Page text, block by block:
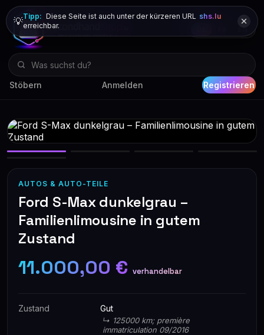
Stöbern Anmelden Registrieren
💡Tipp: Diese Seite ist auch unter der kürzeren URL shs.lu
erreichbar.
AUTOS & AUTO-TEILE
Ford S-Max dunkelgrau –
Familienlimousine in gutem
Zustand
11.000,00 € verhandelbar
Zustand Gut
↳ 125000 km; première
immatriculation 09/2016